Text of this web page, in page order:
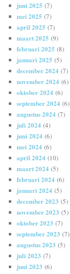
juni 2025 (7)
mei 2025 (7)
april 2025 (7)
maart 2025 (9)
februari 2025 (8)
januari 2025 (5)
december 2024 (7)
november 2024 (6)
oktober 2024 (6)
september 2024 (6)
augustus 2024 (7)
juli 2024 (4)
juni 2024 (6)
mei 2024 (6)
april 2024 (10)
maart 2024 (5)
februari 2024 (6)
januari 2024 (5)
december 2023 (5)
november 2023 (5)
oktober 2023 (7)
september 2023 (7)
augustus 2023 (5)
juli 2023 (7)
juni 2023 (6)